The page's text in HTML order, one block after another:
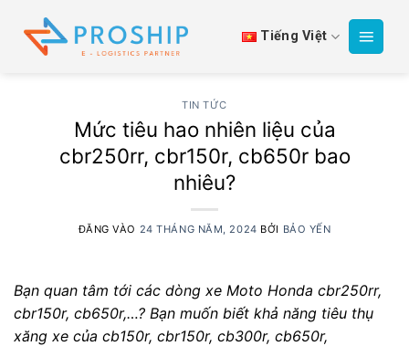
qua
Tiếng Việt
TIN TỨC
Mức tiêu hao nhiên liệu của
cbr250rr, cbr150r, cb650r bao
nhiêu?
ĐĂNG VÀO 24 THÁNG NĂM, 2024 BỞI BẢO YẾN
Bạn quan tâm tới các dòng xe Moto Honda cbr250rr,
cbr150r, cb650r,…? Bạn muốn biết khả năng tiêu thụ
xăng xe của cb150r, cbr150r, cb300r, cb650r,